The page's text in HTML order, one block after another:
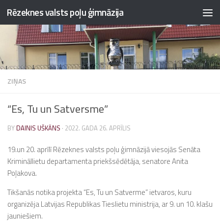
Skip to content
Rēzeknes valsts poļu ģimnāzija
ZIŅAS
“Es, Tu un Satversme”
BY DAINIS UŠKĀNS · 2022. GADA 26. APRĪLIS
19.un 20. aprīlī Rēzeknes valsts poļu ģimnāzijā viesojās Senāta
Krimināllietu departamenta priekšsēdētāja, senatore Anita
Poļakova.
Tikšanās notika projekta “Es, Tu un Satverme” ietvaros, kuru
organizēja Latvijas Republikas Tieslietu ministrija, ar 9. un 10. klašu
jauniešiem.